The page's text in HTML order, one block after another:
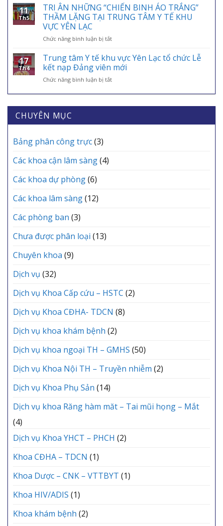
HIỂM
Y
ĐIỂM
AN
SINH,
KHÓA
BẢO
MỖI
HIỂM
Y
ỨNG
VNeID
NGHỊ
GIAO
BAN
MÔN
KỲ
THÁNG
6
TRẠM
CÁC
11
Th5
TRI ÂN NHỮNG “CHIẾN BINH ÁO TRẮNG”
THẦM LẶNG TẠI TRUNG TÂM Y TẾ KHU
VỰC YÊN LẠC
Chức năng bình luận bị tắtở
ÂN
NHỮNG
“CHIẾN
BINH
THẦM
17
Th4
Trung tâm Y tế khu vực Yên Lạc tổ chức Lễ
kết nạp Đảng viên mới
Chức năng bình luận bị tắtở
tâm
CHUYÊN MỤC
Bảng phân công trực(3)
Các khoa cận lâm sàng(4)
Các khoa dự phòng(6)
Các khoa lâm sàng(12)
Các phòng ban (3)
Chưa được phân loại (13)
Chuyên khoa (9)
Dịch vụ (32)
Dịch vụ Khoa Cấp cứu – HSTC (2)
Dịch vụ Khoa CĐHA- TDCN (8)
Dịch vụ khoa khám bệnh (2)
Dịch vụ khoa ngoại TH – GMHS (50)
Dịch vụ Khoa Nội TH – Truyền nhiễm (2)
Dịch vụ Khoa Phụ Sản (14)
Dịch vụ khoa Răng hàm măt – Tai mũi họng – Mắt
(4)
Dịch vụ Khoa YHCT – PHCH (2)
Khoa CĐHA – TDCN (1)
Khoa Dược – CNK – VTTBYT (1)
Khoa HIV/ADIS (1)
Khoa khám bệnh (2)